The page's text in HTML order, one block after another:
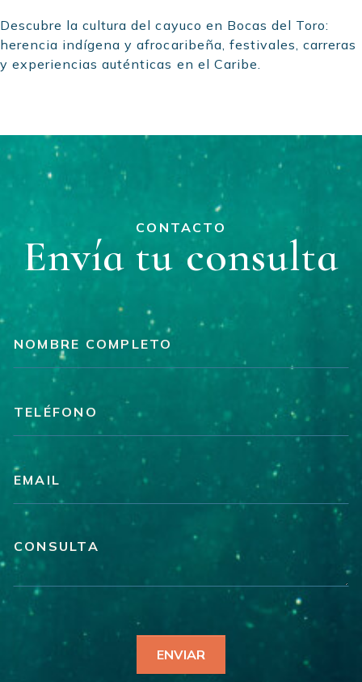
Descubre la cultura del cayuco en Bocas del Toro:
herencia indígena y afrocaribeña, festivales, carreras
y experiencias auténticas en el Caribe.
CONTACTO
Envía tu consulta